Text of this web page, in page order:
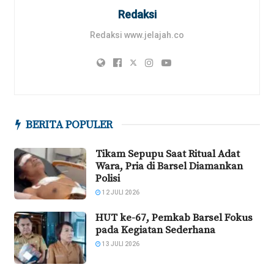
Redaksi
Redaksi www.jelajah.co
BERITA POPULER
Tikam Sepupu Saat Ritual Adat
Wara, Pria di Barsel Diamankan
Polisi
12 JULI 2026
HUT ke-67, Pemkab Barsel Fokus
pada Kegiatan Sederhana
13 JULI 2026